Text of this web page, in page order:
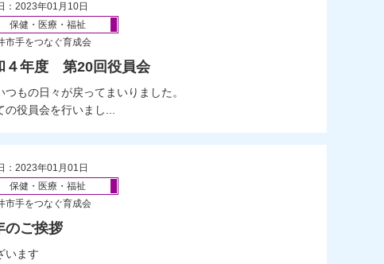
：2023年01月10日
保健・医療・福祉
市手をつなぐ育成会
４年度 第20回役員会
もの日々が戻ってまいりました。
役員会を行いまし...
：2023年01月01日
保健・医療・福祉
市手をつなぐ育成会
のご挨拶
います